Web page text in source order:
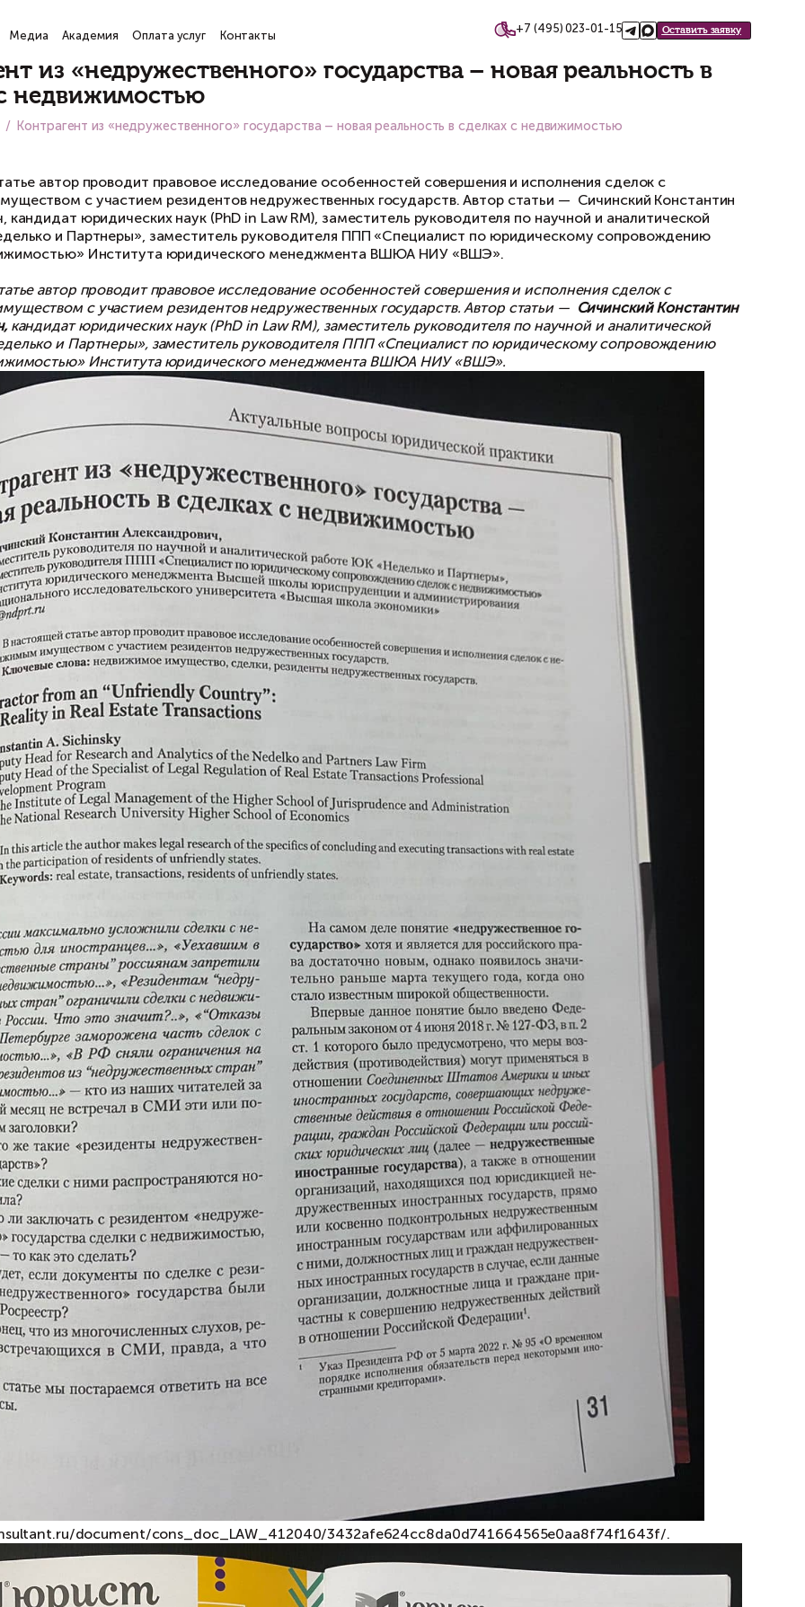
Проекты Медиа Академия Оплата услуг +7
из «недружественного» государства – новая
с недвижимостью
2022
статье автор проводит правовое исследование особенностей совершения и
имуществом с участием резидентов недружественных государств. Автор
ЮК «Неделько и Партнеры», заместитель руководителя ППП «Специалист по
с недвижимостью» Института юридического менеджмента ВШЮА НИУ «ВШЭ».
статье автор проводит правовое исследование особенностей совершения и
имуществом с участием резидентов недружественных государств. Автор
кандидат юридических наук (PhD in Law RM), заместитель руководителя по
ЮК «Неделько и Партнеры», заместитель руководителя ППП «Специалист по
с недвижимостью» Института юридического менеджмента ВШЮА НИУ «ВШЭ».